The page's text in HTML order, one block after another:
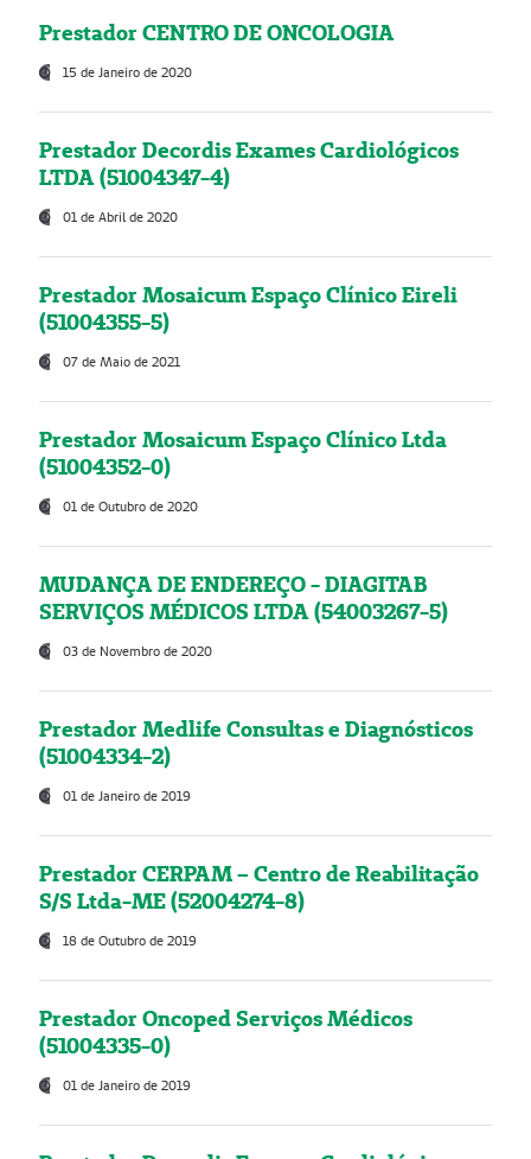
Prestador CENTRO DE ONCOLOGIA
15 de Janeiro de 2020
Prestador Decordis Exames Cardiológicos
LTDA (51004347-4)
01 de Abril de 2020
Prestador Mosaicum Espaço Clínico Eireli
(51004355-5)
07 de Maio de 2021
Prestador Mosaicum Espaço Clínico Ltda
(51004352-0)
01 de Outubro de 2020
MUDANÇA DE ENDEREÇO - DIAGITAB
SERVIÇOS MÉDICOS LTDA (54003267-5)
03 de Novembro de 2020
Prestador Medlife Consultas e Diagnósticos
(51004334-2)
01 de Janeiro de 2019
Prestador CERPAM – Centro de Reabilitação
S/S Ltda-ME (52004274-8)
18 de Outubro de 2019
Prestador Oncoped Serviços Médicos
(51004335-0)
01 de Janeiro de 2019